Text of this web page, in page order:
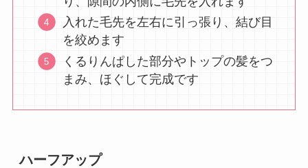
入れた毛先を左右に引っ張り、結び目
を絞めます
くるりんぱした部分やトップの髪をつ
まみ、ほぐして完成です
ハーフアップ